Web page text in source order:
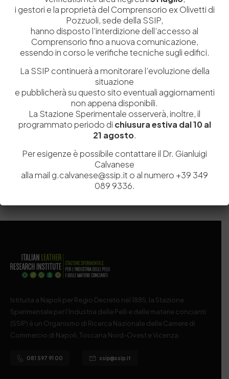
Salva il mio nome, email e sito web in questo browser per la
prossima volta che commento.
Istituita a Napoli per Regio Decreto nel 1885, la Stazione
Sperimentale per l’Industria delle Pelli e delle materie concianti
(SSIP) è un Organismo di Ricerca Nazionale delle Camere di
Commercio di Napoli, Toscana Nord-Ovest e Vicenza.
081 597 91 00 ssip@ssip.it
i gestori e la proprietà del Comprensorio ex Olivetti di
Pozzuoli, sede della SSIP,
hanno disposto l’interdizione dell’accesso al
Comprensorio fino a nuova comunicazione,
essendo in corso le verifiche tecniche sugli edifici.
La SSIP continuerà a monitorare l’evoluzione della
situazione
e pubblicherà su questo sito eventuali aggiornamenti
non appena disponibili.
La Stazione Sperimentale osserverà, inoltre, il
programmato periodo di chiusura estiva dal 10 al
21 agosto.
Per esigenze è possibile contattare il Dr. Gianluigi
Calvanese
alla mail g.calvanese@ssip.it o al numero +39 349
089 9336.